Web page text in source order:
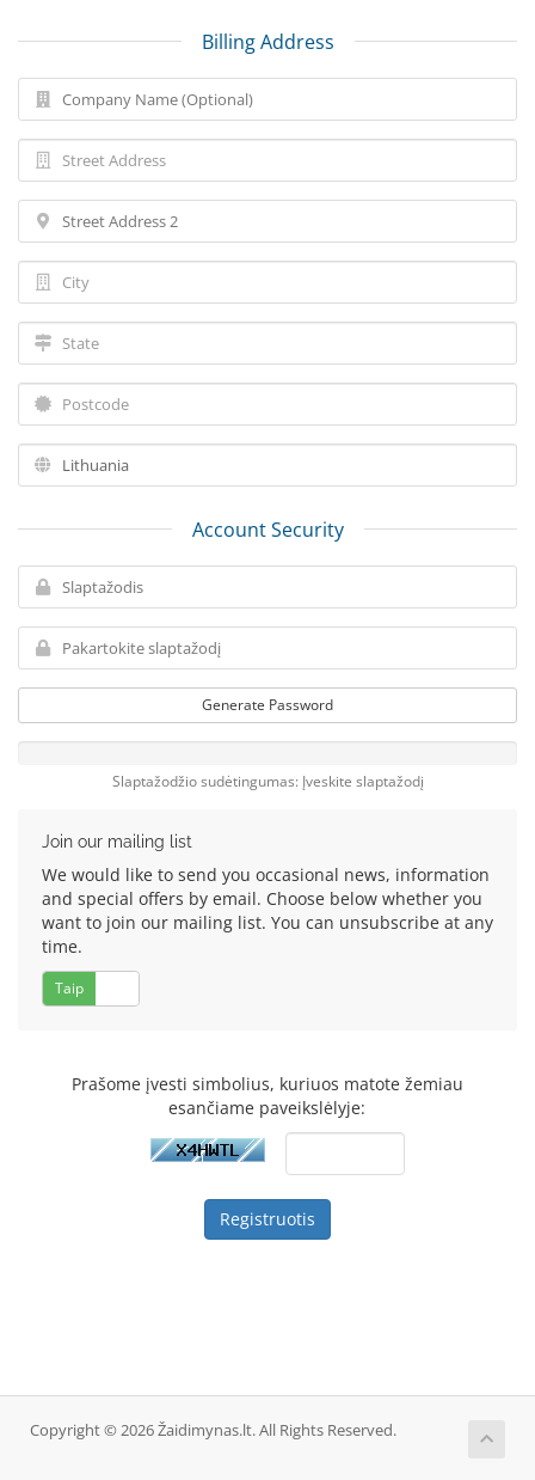
Billing Address
Account Security
Generate Password
Slaptažodžio sudėtingumas: Įveskite slaptažodį
Join our mailing list
We would like to send you occasional news, information
and special offers by email. Choose below whether you
want to join our mailing list. You can unsubscribe at any
time.
Taip
Prašome įvesti simbolius, kuriuos matote žemiau
esančiame paveikslėlyje:
Copyright © 2026 Žaidimynas.lt. All Rights Reserved.